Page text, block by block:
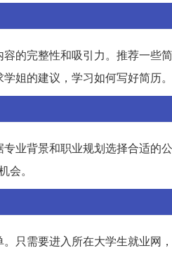
的完整性和吸引力。推荐一些
姐的建议，学习如何写好简历。
业背景和职业规划选择合适的
。
只需要进入所在大学生就业网